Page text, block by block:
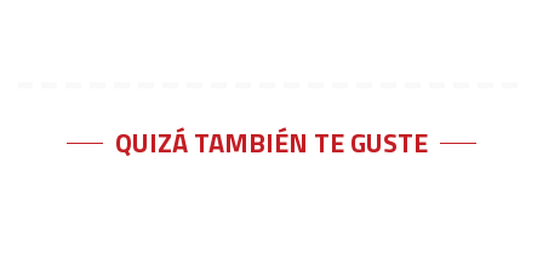
QUIZÁ TAMBIÉN TE GUSTE